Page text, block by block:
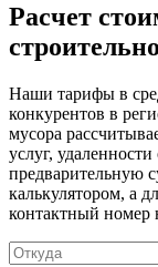
Расчет
Наши тарифы в
конкурентов в
мусора
услуг,
предварительную
калькулятором, а
контактный номер